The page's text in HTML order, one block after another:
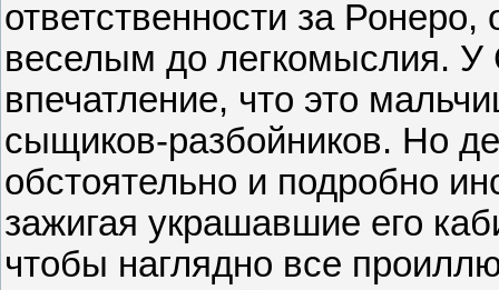
ответственности за
веселым до легкомыслия. У
впечатление, что это
сыщиков-разбойников. Но
обстоятельно и подробно
зажигая украшавшие его
чтобы наглядно все